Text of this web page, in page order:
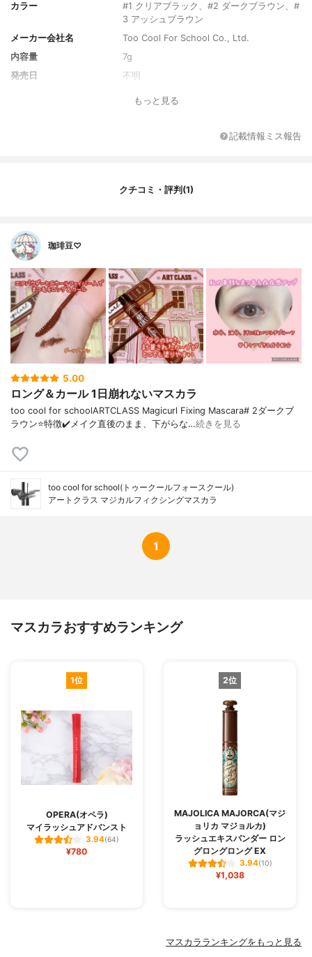
カラー
#1 クリアブラック、#2 ダークブラウン、#
3 アッシュブラウン
メーカー会社名
Too Cool For School Co., Ltd.
内容量
7g
発売日
不明
もっと見る
記載情報ミス報告
クチコミ・評判(1)
珈琲豆♡
5.00
ロング＆カール 1日崩れないマスカラ
too cool for schoolARTCLASS Magicurl Fixing Mascara# 2ダークブ
ラウン⭐️特徴✔️メイク直後のまま、下がらな…続きを見る
too cool for school(トゥークールフォースクール)
アートクラス マジカルフィクシングマスカラ
1
マスカラおすすめランキング
1位
OPERA(オペラ)
マイラッシュアドバンスト
3.94(64)
¥780
2位
MAJOLICA MAJORCA(マジ
ョリカ マジョルカ)
ラッシュエキスパンダー ロン
グロングロング EX
3.94(10)
¥1,038
マスカラランキングをもっと見る